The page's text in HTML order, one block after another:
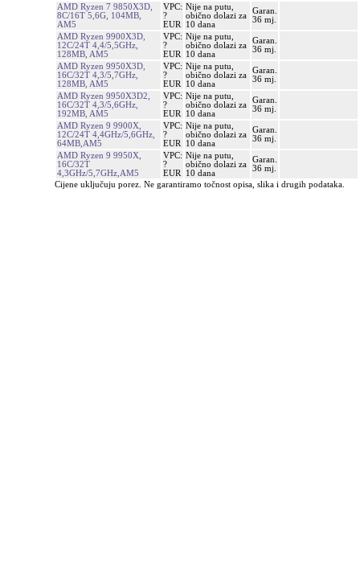
AMD Ryzen 7 9850X3D,
8C/16T 5,6G, 104MB,
AM5
VPC:
?
EUR
Nije na putu,
obično dolazi za
10 dana
Garan.
36 mj.
AMD Ryzen 9900X3D,
12C/24T 4,4/5,5GHz,
128MB, AM5
VPC:
?
EUR
Nije na putu,
obično dolazi za
10 dana
Garan.
36 mj.
AMD Ryzen 9950X3D,
16C/32T 4,3/5,7GHz,
128MB, AM5
VPC:
?
EUR
Nije na putu,
obično dolazi za
10 dana
Garan.
36 mj.
AMD Ryzen 9950X3D2,
16C/32T 4,3/5,6GHz,
192MB, AM5
VPC:
?
EUR
Nije na putu,
obično dolazi za
10 dana
Garan.
36 mj.
AMD Ryzen 9 9900X,
12C/24T 4,4GHz/5,6GHz,
64MB,AM5
VPC:
?
EUR
Nije na putu,
obično dolazi za
10 dana
Garan.
36 mj.
AMD Ryzen 9 9950X,
16C/32T
4,3GHz/5,7GHz,AM5
VPC:
?
EUR
Nije na putu,
obično dolazi za
10 dana
Garan.
36 mj.
Cijene uključuju porez. Ne garantiramo točnost opisa, slika i drugih podataka.